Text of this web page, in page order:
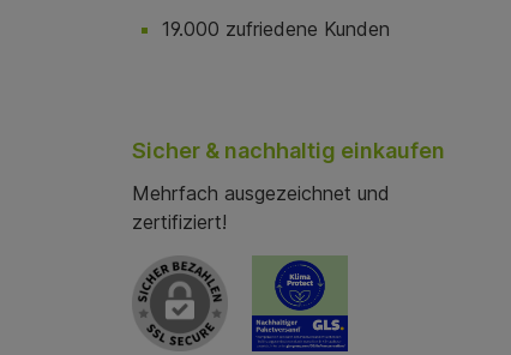
19.000 zufriedene Kunden
Sicher & nachhaltig einkaufen
Mehrfach ausgezeichnet und
zertifiziert!